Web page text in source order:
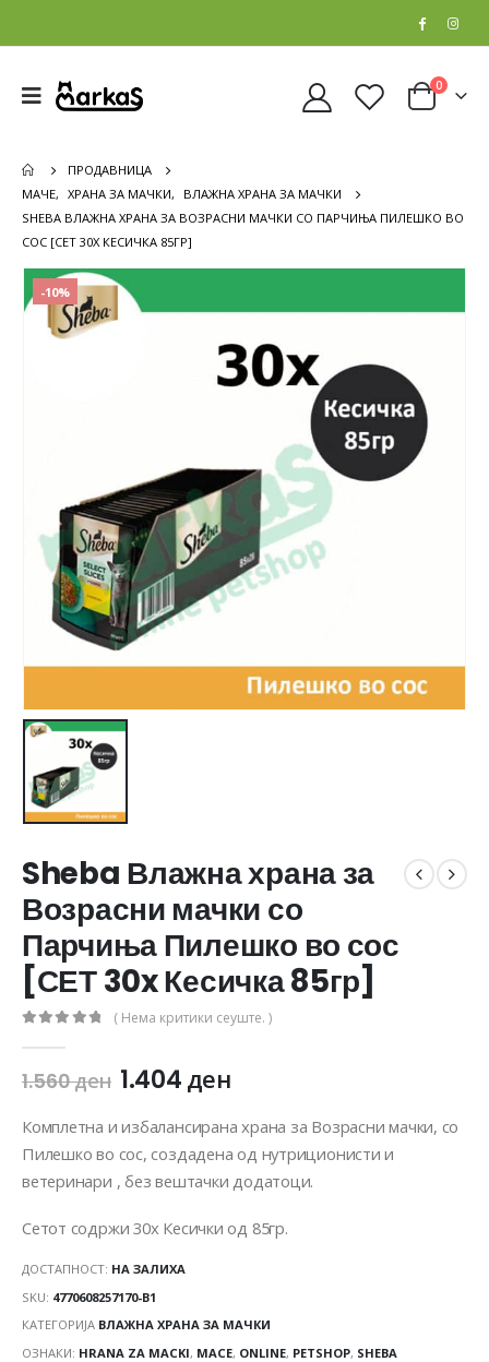
0
ПРОДАВНИЦА
МАЧЕ, ХРАНА ЗА МАЧКИ,
ВЛАЖНА ХРАНА ЗА МАЧКИ
SHEBA ВЛАЖНА ХРАНА ЗА ВОЗРАСНИ МАЧКИ СО ПАРЧИЊА ПИЛЕШКО ВО
СОС [СЕТ 30X КЕСИЧКА 85ГР]
-10%
Sheba Влажна храна за
Возрасни мачки со
Парчиња Пилешко во сос
[СЕТ 30x Кесичка 85гр]
( Нема критики сеуште. )
1.560ден 1.404ден
Комплетна и избалансирана храна за Возрасни мачки, со
Пилешко во сос, создадена од нутриционисти и
ветеринари , без вештачки додатоци.
Сетот содржи 30х Кесички од 85гр.
ДОСТАПНОСТ: НА ЗАЛИХА
SKU: 4770608257170-B1
КАТЕГОРИЈА ВЛАЖНА ХРАНА ЗА МАЧКИ
ОЗНАКИ: HRANA ZA MACKI, MACE, ONLINE, PETSHOP, SHEBA